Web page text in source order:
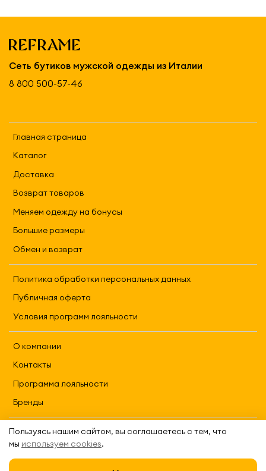
Главная страница
Каталог
Доставка
Возврат товаров
Меняем одежду на бонусы
Большие размеры
Обмен и возврат
Политика обработки персональных данных
Публичная оферта
Условия программ лояльности
О компании
Контакты
Программа лояльности
Бренды
Сеть бутиков мужской одежды из Италии
8 800 500-57-46
2026 REFRAME
Пользуясь нашим сайтом, вы соглашаетесь с тем, что
мы используем cookies.